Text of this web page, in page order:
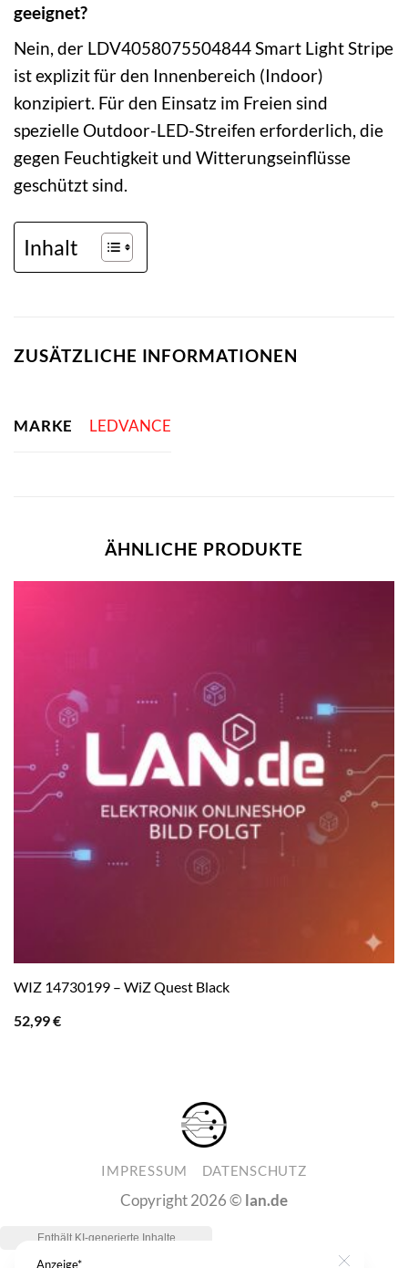
geeignet?
Nein, der LDV4058075504844 Smart Light Stripe
ist explizit für den Innenbereich (Indoor)
konzipiert. Für den Einsatz im Freien sind
spezielle Outdoor-LED-Streifen erforderlich, die
gegen Feuchtigkeit und Witterungseinflüsse
geschützt sind.
Inhalt
ZUSÄTZLICHE INFORMATIONEN
MARKE LEDVANCE
ÄHNLICHE PRODUKTE
WIZ 14730199 – WiZ Quest Black
52,99€
IMPRESSUM DATENSCHUTZ
Copyright 2026 © lan.de
Anzeige*